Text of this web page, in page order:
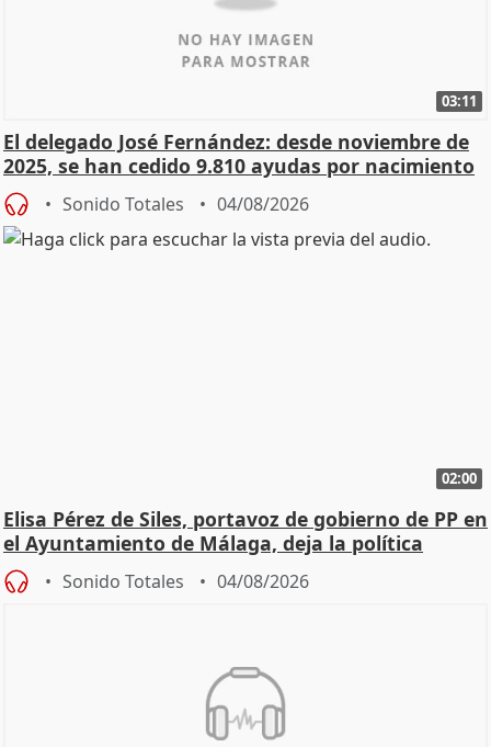
03:11
El delegado José Fernández: desde noviembre de
2025, se han cedido 9.810 ayudas por nacimiento
Sonido Totales 04/08/2026
02:00
Elisa Pérez de Siles, portavoz de gobierno de PP en
el Ayuntamiento de Málaga, deja la política
Sonido Totales 04/08/2026